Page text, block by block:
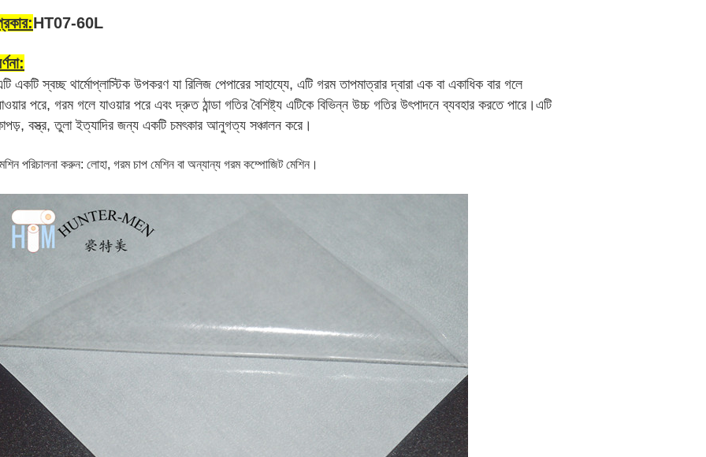
HT07-60L
একটি স্বচ্ছ থার্মোপ্লাস্টিক উপকরণ যা রিলিজ পেপারের সাহায্যে, এটি গরম তাপমাত্রার দ্বারা এক বা একাধিক বার গলে
পরে, গরম গলে যাওয়ার পরে এবং দ্রুত ঠান্ডা গতির বৈশিষ্ট্য এটিকে বিভিন্ন উচ্চ গতির উৎপাদনে ব্যবহার করতে পারে। এটি
বস্ত্র, তুলা ইত্যাদির জন্য একটি চমৎকার আনুগত্য সঞ্চালন করে।
পরিচালনা করুন: লোহা, গরম চাপ মেশিন বা অন্যান্য গরম কম্পোজিট মেশিন।